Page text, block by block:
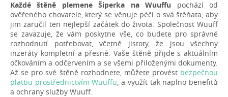
Každé štěně plemene Šiperka na Wuuffu pochází od
ověřeného chovatele, který se věnuje péči o svá štěňata, aby
jim zaručil ten nejlepší začátek do života. Společnost Wuuff
se zavazuje, že vám poskytne vše, co budete pro správné
rozhodnutí potřebovat, včetně jistoty, že jsou všechny
inzeráty kompletní a přesné. Vaše štěně přijde s aktuálním
očkováním a odčervením a se všemi přiloženými dokumenty.
Až se pro své štěně rozhodnete, můžete provést bezpečnou
platbu prostřednictvím Wuuffu , a využít tak naplno benefitů
a ochrany služby Wuuff.